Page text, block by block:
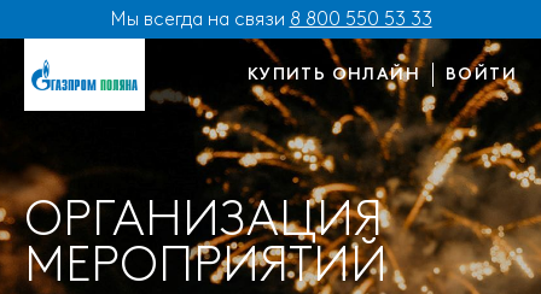
Мы всегда на связи 8 800 550 53 33
КУПИТЬ ОНЛАЙН ВОЙТИ
ОРГАНИЗАЦИЯ
МЕРОПРИЯТИЙ